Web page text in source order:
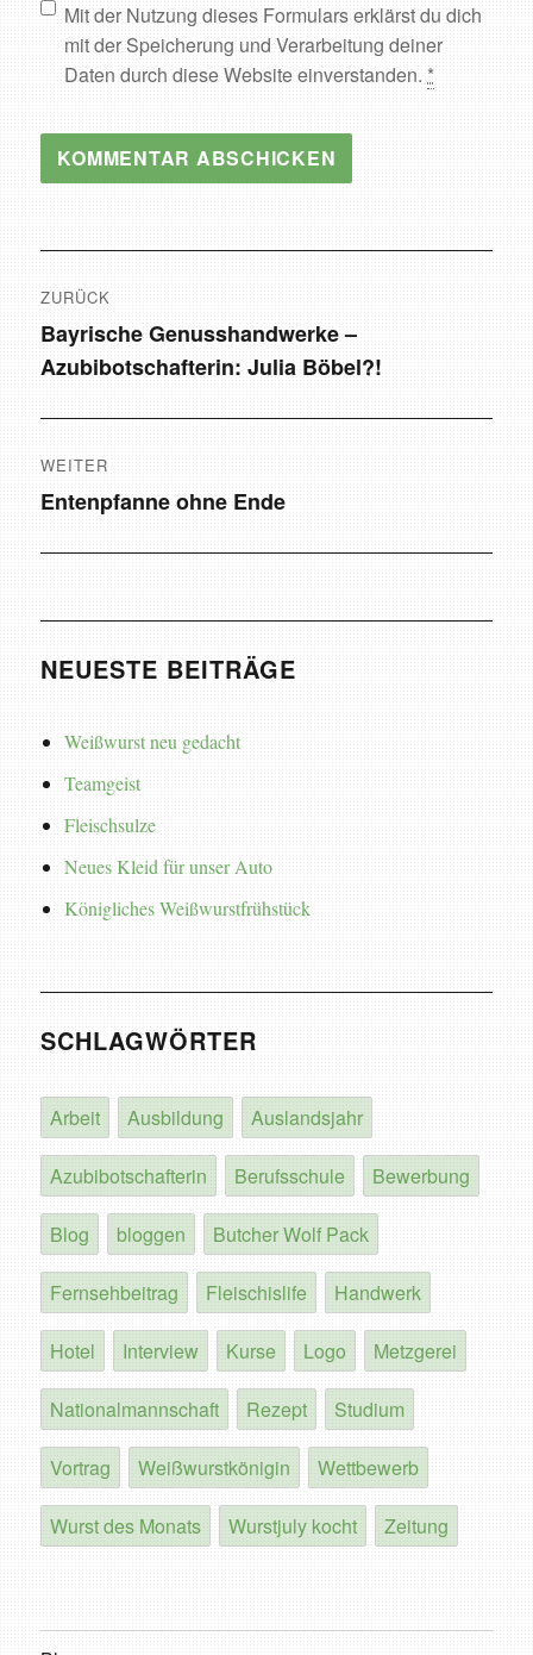
Mit der Nutzung dieses Formulars erklärst du dich
mit der Speicherung und Verarbeitung deiner
Daten durch diese Website einverstanden. *
ZURÜCK
Vorheriger
Beitrag:
Bayrische Genusshandwerke –
Azubibotschafterin: Julia Böbel?!
WEITER
Nächster
Entenpfanne ohne Ende
NEUESTE BEITRÄGE
Weißwurst neu gedacht
Teamgeist
Fleischsulze
Neues Kleid für unser Auto
Königliches Weißwurstfrühstück
SCHLAGWÖRTER
Arbeit Ausbildung Auslandsjahr
Azubibotschafterin Berufsschule Bewerbung
Blog bloggen Butcher Wolf Pack
Fernsehbeitrag Fleischislife Handwerk
Hotel Interview Kurse Logo Metzgerei
Nationalmannschaft Rezept Studium
Vortrag Weißwurstkönigin Wettbewerb
Wurst des Monats Wurstjuly kocht Zeitung